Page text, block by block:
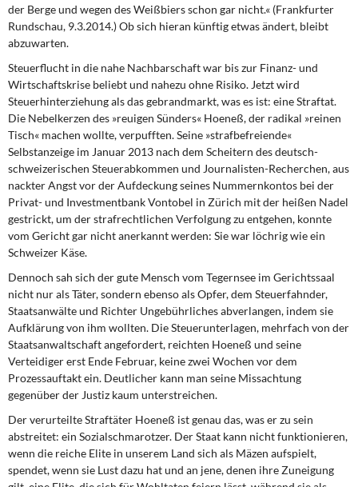
der Berge und wegen des Weißbiers schon gar nicht.« (Frankfurter
Rundschau, 9.3.2014.) Ob sich hieran künftig etwas ändert, bleibt
abzuwarten.
Steuerflucht in die nahe Nachbarschaftwar bis zur Finanz- und
Wirtschaftskrise beliebt und nahezu ohne Risiko. Jetzt wird
Steuerhinterziehung als das gebrandmarkt, was es ist: eine Straftat.
Die Nebelkerzen des »reuigen Sünders« Hoeneß, der radikal »reinen
Tisch« machen wollte, verpufften. Seine »strafbefreiende«
Selbstanzeige im Januar 2013 nach dem Scheitern des deutsch-
schweizerischen Steuerabkommen und Journalisten-Recherchen, aus
nackter Angst vor der Aufdeckung seines Nummernkontos bei der
Privat- und Investmentbank Vontobel in Zürich mit der heißen Nadel
gestrickt, um der strafrechtlichen Verfolgung zu entgehen, konnte
vom Gericht gar nicht anerkannt werden: Sie war löchrig wie ein
Schweizer Käse.
Dennoch sah sich der gute Mensch vom Tegernsee im Gerichtssaal
nicht nur als Täter, sondern ebenso als Opfer, dem Steuerfahnder,
Staatsanwälte und Richter Ungebührliches abverlangen, indem sie
Aufklärung von ihm wollten. Die Steuerunterlagen, mehrfach von der
Staatsanwaltschaft angefordert, reichten Hoeneß und seine
Verteidiger erst Ende Februar, keine zwei Wochen vor dem
Prozessauftakt ein. Deutlicher kann man seine Missachtung
gegenüber der Justiz kaum unterstreichen.
Der verurteilte Straftäter Hoeneß ist genau das, was er zu sein
abstreitet: ein Sozialschmarotzer. Der Staat kann nicht funktionieren,
wenn die reiche Elite in unserem Land sich als Mäzen aufspielt,
spendet, wenn sie Lust dazu hat und an jene, denen ihre Zuneigung